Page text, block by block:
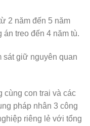
2 năm đến 5 năm
treo đến 4 năm tù.
sát giữ nguyên quan
cùng con trai và các
pháp nhân 3 công
riêng lẻ với tổng